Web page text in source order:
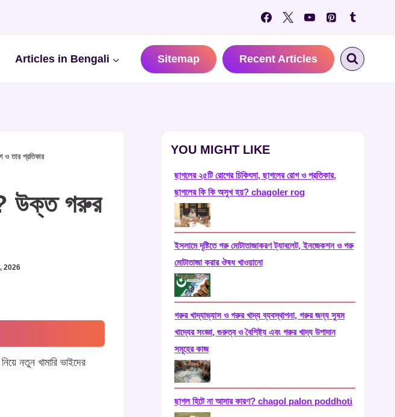
Articles in Bengali Sitemap Recent Articles
ও তার প্রতিকার
উক্ত গরুর
2026
নতুন খামারি ভাইদের
YOU MIGHT LIKE
ছাগলের ২৫টি রোগের চিকিৎসা, ছাগলের রোগ ও প্রতিকার,
ছাগলের কি কি অসুখ হয়? chagoler rog
ইসলামে দৃষ্টিতে গরু মোটাতাজাকরণ ট্যাবলেট, ইনজেকশন ও গরু
মোটাতাজা করার ঔষধ খাওয়ানো
গরুর খাদ্যাভ্যাস ও গরুর খাদ্য ব্যবস্থাপনা, গরুর জন্য সুষম
খাদ্যের সংজ্ঞা, গুরুত্ব ও বৈশিষ্ট্য এবং গরুর খাদ্য উপাদান
সমূহের কাজ
ছাগল হিটে না আসার কারণ? chagol palon poddhoti